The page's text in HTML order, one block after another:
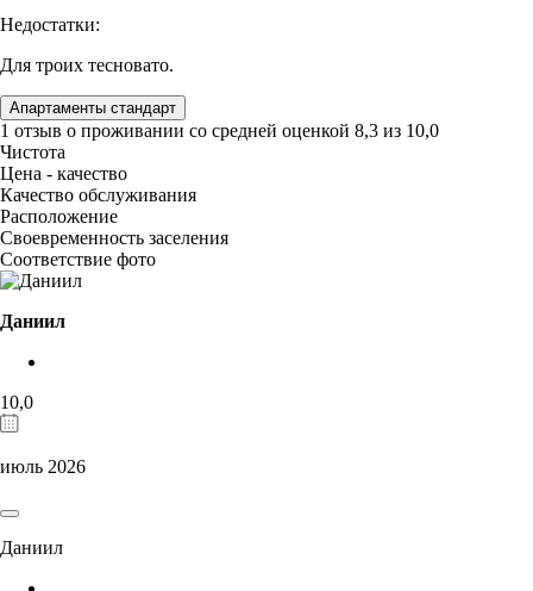
Недостатки:
Для троих тесновато.
Апартаменты стандарт
1 отзыв о проживании со средней оценкой 8,3 из 10,0
Чистота
Цена - качество
Качество обслуживания
Расположение
Своевременность заселения
Соответствие фото
Даниил
10,0
июль 2026
Даниил